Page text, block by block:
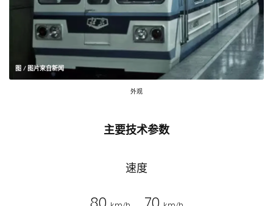
图 / 图片来自新闻
外观
主要技术参数
速度